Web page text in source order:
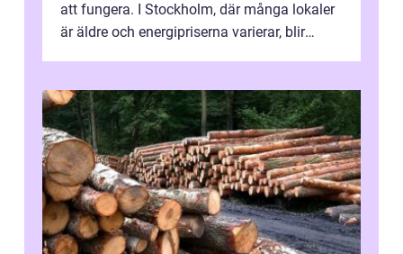
att fungera. I Stockholm, där många lokaler
är äldre och energipriserna varierar, blir